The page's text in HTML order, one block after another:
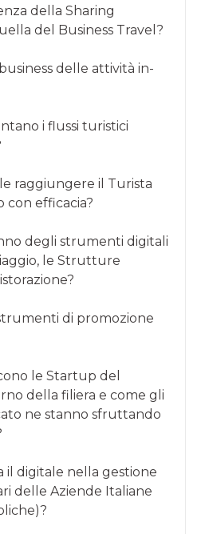
della Sharing
del Business Travel?
delle attività in-
i flussi turistici
raggiungere il Turista
con efficacia?
degli strumenti digitali
le Strutture
di promozione
le Startup del
della filiera e come gli
ne stanno sfruttando
il digitale nella gestione
delle Aziende Italiane